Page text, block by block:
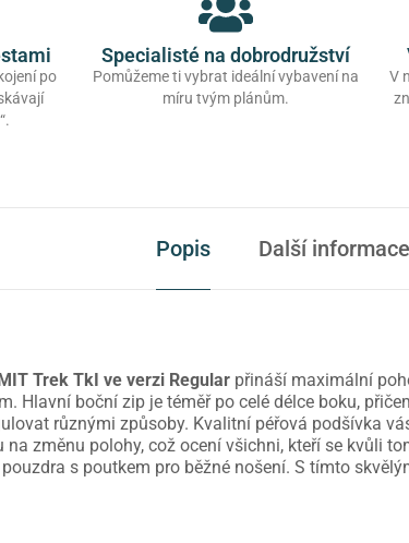
po
Specialisté na dobrodružství
Pomůžeme ti vybrat ideální vybavení na
míru tvým plánům.
V
Popis Další informace
Trek TkI ve verzi Regular přináší maximální
Hlavní boční zip je téměř po celé délce boku,
různými způsoby. Kvalitní péřová podšívka
změnu polohy, což ocení všichni, kteří se kvůli
s poutkem pro běžné nošení. S tímto